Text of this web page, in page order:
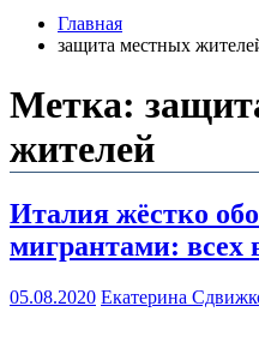
Главная
защита местных
Метка:
жителей
Италия жёстко
мигрантами: всех
05.08.2020 Екатерина